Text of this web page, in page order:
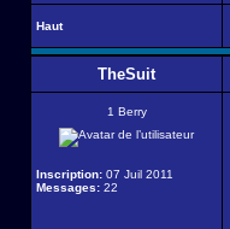
Haut
TheSuit
1 Berry
Inscription: 07 Juil 2011
Messages: 22